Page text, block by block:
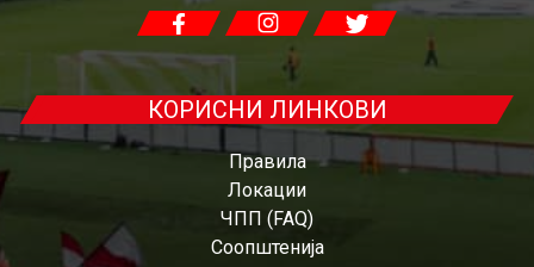
КОРИСНИ ЛИНКОВИ
Правила
Локации
ЧПП (FAQ)
Соопштенија